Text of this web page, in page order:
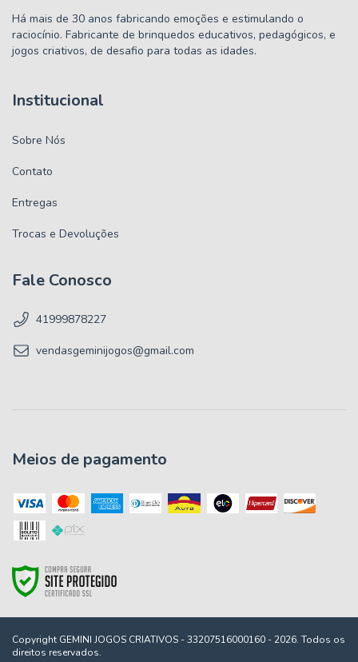
Há mais de 30 anos fabricando emoções e estimulando o
raciocínio. Fabricante de brinquedos educativos, pedagógicos, e
jogos criativos, de desafio para todas as idades.
Institucional
Sobre Nós
Contato
Entregas
Trocas e Devoluções
Fale Conosco
41999878227
vendasgeminijogos@gmail.com
Meios de pagamento
Copyright GEMINI JOGOS CRIATIVOS - 33207516000160 - 2026. Todos os
direitos reservados.